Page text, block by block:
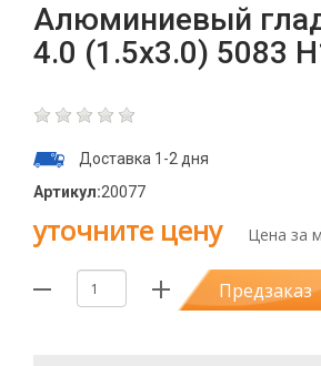
Алюминиевый
4.0 (1.5х3.0) 5083
Доставка 1-2 дня
Артикул:20077
уточните цену Цена за
Предзаказ